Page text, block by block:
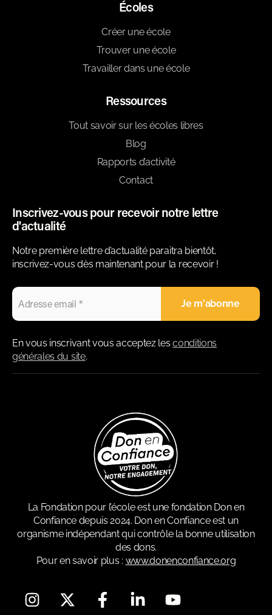
Écoles
Créer une école
Trouver une école
Travailler dans une école
Ressources
Tout savoir sur les écoles libres
Blog
Rapports d’activité
Contact
Inscrivez-vous pour recevoir notre lettre
d'actualité
Notre première lettre d’actualité paraitra bientôt,
inscrivez-vous dès maintenant pour la recevoir !
En vous inscrivant vous acceptez lesconditions
générales du site.
La Fondation pour l’école est une fondation Don en
Confiance depuis 2024. Don en Confiance est un
organisme indépendant qui contrôle la bonne utilisation
des dons.
Pour en savoir plus : www.donenconfiance.org